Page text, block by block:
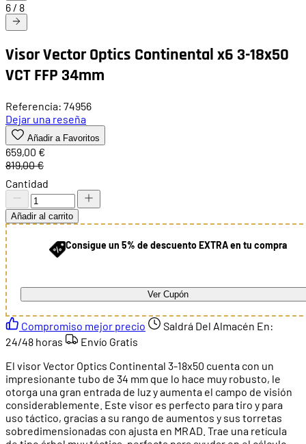
6 / 8
Visor Vector Optics Continental x6 3-18x50
VCT FFP 34mm
Referencia: 74956
Dejar una reseña
Añadir a Favoritos
659,00 €
819,00 €
Cantidad
Añadir al carrito
Consigue un 5% de descuento EXTRA en tu compra
Ver Cupón
Compromiso mejor precio
Saldrá Del Almacén En:
24/48 horas
Envío Gratis
El visor Vector Optics Continental 3-18x50 cuenta con un
impresionante tubo de 34 mm que lo hace muy robusto, le
otorga una gran entrada de luz y aumenta el campo de visión
considerablemente. Este visor es perfecto para tiro y para
uso táctico, gracias a su rango de aumentos y sus torretas
sobredimensionadas con ajusta en MRAD. Trae una retícula